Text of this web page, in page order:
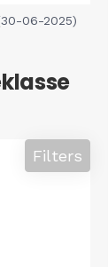
06-2025)
Filters